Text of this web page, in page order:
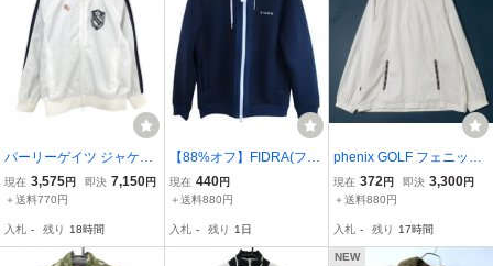
パーリーゲイツ ジャケッ
トブルゾン 白×ネイビー
袖2ライン 千鳥格子地模
ス 0(S) ゴルフウェア PEA
RLY GATES
現在 3,575円 即決 7,150円
＋送料770円
入札 - 残り 18時間
【88%オフ】FIDRA(フィ
ドラ) ダンボールパーカー
ネイビー レディース M ゴ
現在 440円
＋送料880円
入札 - 残り 1日
phenix GOLF フェニック
ス ゴルフ 長袖 裏メッシ
ュ プルオーバー ジャケッ
ポリ100％ レディース カ
ジュアル
現在 372円 即決 3,300円
＋送料880円
入札 - 残り 17時間
NEW